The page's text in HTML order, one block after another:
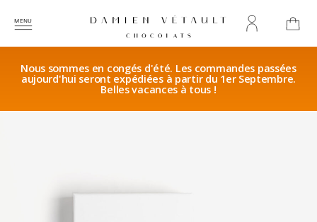
Nous sommes en congés d'été. Les commandes passées
aujourd'hui seront expédiées à partir du 1er Septembre.
Belles vacances à tous !